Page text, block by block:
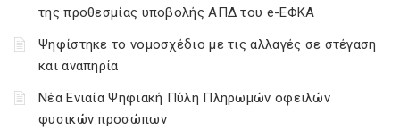
της προθεσμίας υποβολής ΑΠΔ του e-ΕΦΚΑ
Ψηφίστηκε το νομοσχέδιο με τις αλλαγές σε στέγαση
και αναπηρία
Νέα Ενιαία Ψηφιακή Πύλη Πληρωμών οφειλών
φυσικών προσώπων